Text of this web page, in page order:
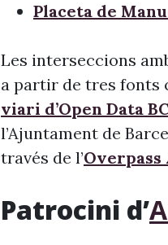
Placeta de
Les interseccions
a partir de tres fonts
viari d’Open Data
l’Ajuntament de
través de l’Overpass
Patrocini d’